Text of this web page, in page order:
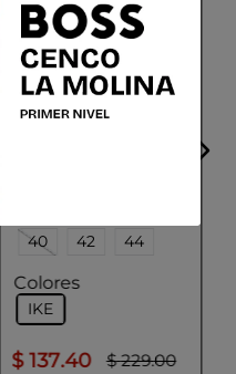
ADOLFO DOMINGUEZ
Falda Mujer Ike
40
42 44
Colores
IKE
$ 137.40 $ 229.00